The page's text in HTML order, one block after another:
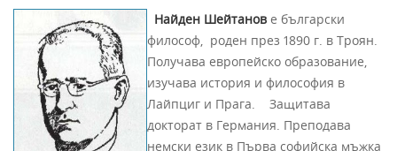
Найден Шейтанов е български
философ, роден през 1890 г. в Троян.
Получава европейско образование,
изучава история и философия в
Лайпциг и Прага. Защитава
докторат в Германия. Преподава
немски език в Първа софийска мъжка